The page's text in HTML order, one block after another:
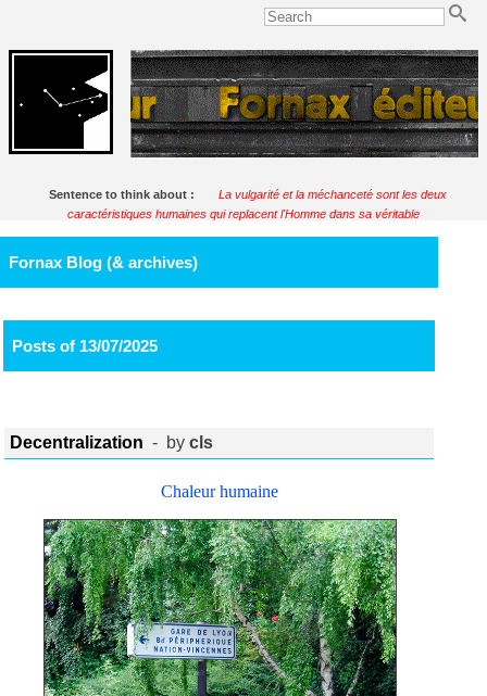
Sentence to think about :
La vulgarité et la méchanceté sont les deux
caractéristiques humaines qui replacent l'Homme dans sa véritable
Fornax Blog (& archives)
Posts of 13/07/2025
Decentralization - bycls
Chaleur humaine